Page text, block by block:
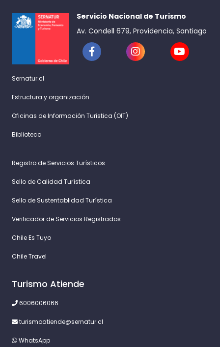
Servicio Nacional de Turismo
Av. Condell 679, Providencia, Santiago
Sernatur.cl
Estructura y organización
Oficinas de Información Turistica (OIT)
Biblioteca
Registro de Servicios Turísticos
Sello de Calidad Turística
Sello de Sustentablidad Turística
Verificador de Servicios Registrados
Chile Es Tuyo
Chile Travel
Turismo Atiende
6006006066
turismoatiende@sernatur.cl
WhatsApp